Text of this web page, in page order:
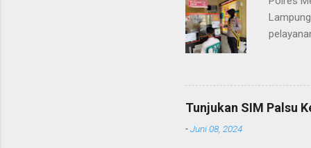
Heri
Tunjukan SIM Palsu
-Juni 08, 2024